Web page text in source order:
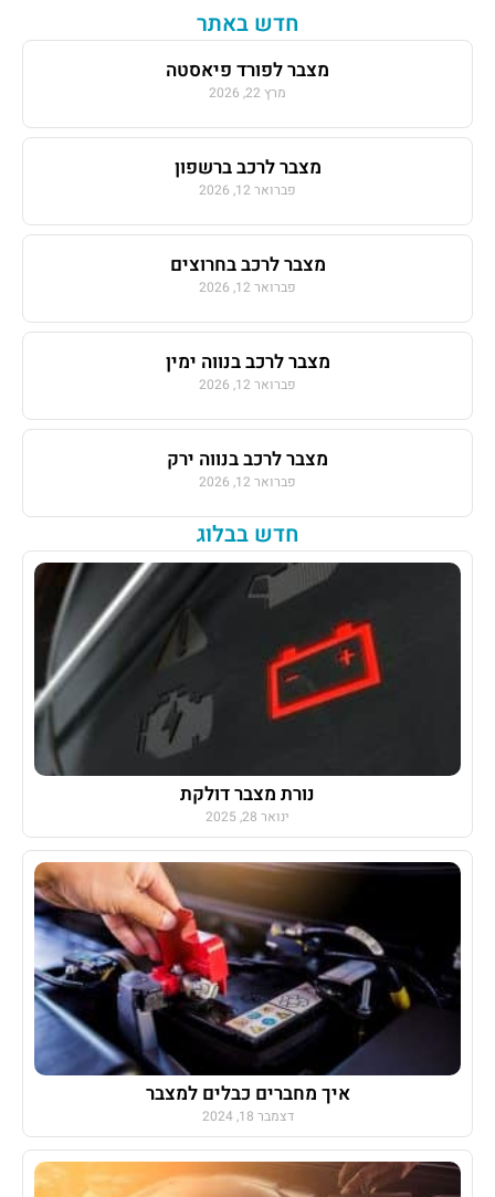
חדש באתר
מצבר לפורד פיאסטה
מרץ 22, 2026
מצבר לרכב ברשפון
פברואר 12, 2026
מצבר לרכב בחרוצים
פברואר 12, 2026
מצבר לרכב בנווה ימין
פברואר 12, 2026
מצבר לרכב בנווה ירק
פברואר 12, 2026
חדש בבלוג
נורת מצבר דולקת
ינואר 28, 2025
איך מחברים כבלים למצבר
דצמבר 18, 2024